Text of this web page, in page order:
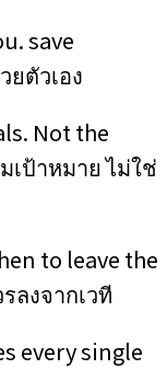
save
ตัวเอง
Not the
ป้าหมาย ไม่ใช่
to leave the
ลงจากเวที
every single